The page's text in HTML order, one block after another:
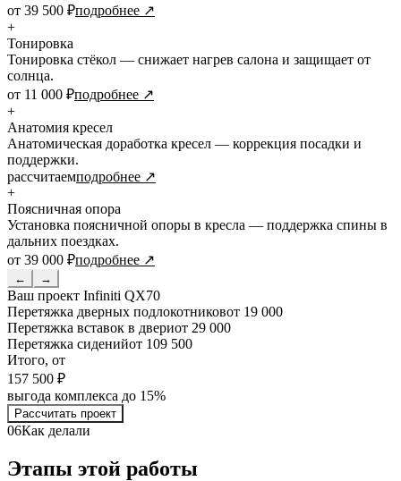
от 39 500 ₽подробнее ↗
+
Тонировка
Тонировка стёкол — снижает нагрев салона и защищает от
солнца.
от 11 000 ₽подробнее ↗
+
Анатомия кресел
Анатомическая доработка кресел — коррекция посадки и
поддержки.
рассчитаемподробнее ↗
+
Поясничная опора
Установка поясничной опоры в кресла — поддержка спины в
дальних поездках.
от 39 000 ₽подробнее ↗
← →
Ваш проект Infiniti QX70
Перетяжка дверных подлокотниковот 19 000
Перетяжка вставок в двериот 29 000
Перетяжка сиденийот 109 500
Итого, от
157 500 ₽
выгода комплекса до 15%
Рассчитать проект
06Как делали
Этапы этой работы